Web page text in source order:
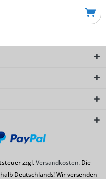
zzgl.Versandkosten. Die
Deutschlands! Wir versenden